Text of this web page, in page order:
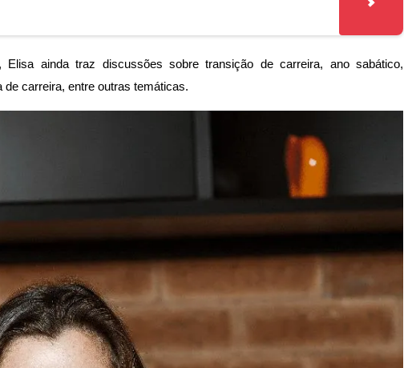
Elisa ainda traz discussões sobre transição de carreira, ano sabático,
carreira, entre outras temáticas.